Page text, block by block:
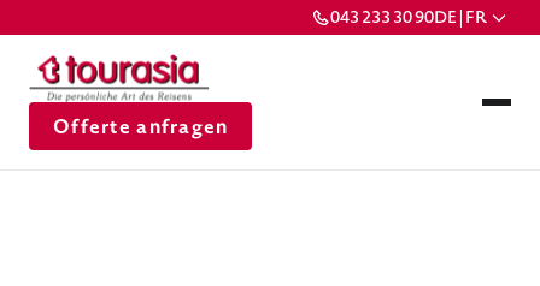
043 233 30 90DE | FR
Offerte anfragen